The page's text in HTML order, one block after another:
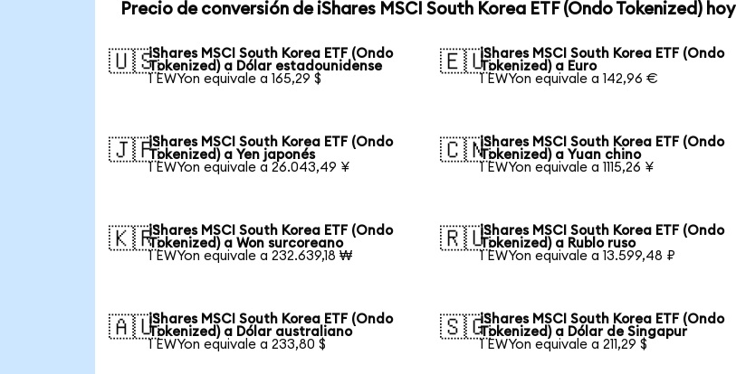
Precio de conversión de iShares MSCI South Korea ETF (Ondo Tokenized) hoy
🇺🇸iShares MSCI South Korea ETF (Ondo
Tokenized) a Dólar estadounidense
1 EWYon equivale a 165,29 $
🇪🇺iShares MSCI South Korea ETF (Ondo
Tokenized) a Euro
1 EWYon equivale a 142,96 €
🇯🇵iShares MSCI South Korea ETF (Ondo
Tokenized) a Yen japonés
1 EWYon equivale a 26.043,49 ¥
🇨🇳iShares MSCI South Korea ETF (Ondo
Tokenized) a Yuan chino
1 EWYon equivale a 1115,26 ¥
🇰🇷iShares MSCI South Korea ETF (Ondo
Tokenized) a Won surcoreano
1 EWYon equivale a 232.639,18 ₩
🇷🇺iShares MSCI South Korea ETF (Ondo
Tokenized) a Rublo ruso
1 EWYon equivale a 13.599,48 ₽
🇦🇺iShares MSCI South Korea ETF (Ondo
Tokenized) a Dólar australiano
1 EWYon equivale a 233,80 $
🇸🇬iShares MSCI South Korea ETF (Ondo
Tokenized) a Dólar de Singapur
1 EWYon equivale a 211,29 $